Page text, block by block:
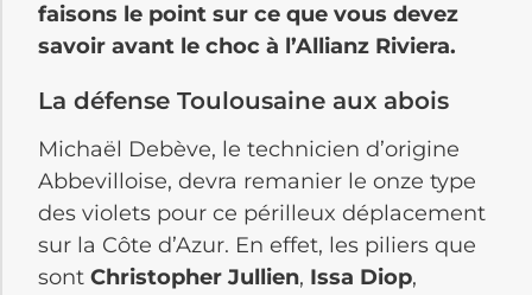
faisons le point sur ce que vous devez
savoir avant le choc à l’Allianz Riviera.
La défense Toulousaine aux abois
Michaël Debève, le technicien d’origine
Abbevilloise, devra remanier le onze type
des violets pour ce périlleux déplacement
sur la Côte d’Azur. En effet, les piliers que
sont Christopher Jullien, Issa Diop,